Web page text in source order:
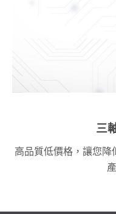
三
高品質低價格，讓您